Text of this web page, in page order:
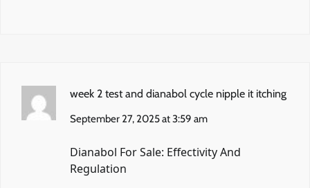
week 2 test and dianabol cycle nipple it itching
September 27, 2025 at 3:59 am
Dianabol For Sale: Effectivity And
Regulation